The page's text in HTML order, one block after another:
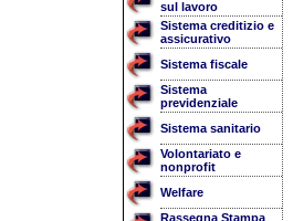
sul lavoro
Sistema creditizio e
assicurativo
Sistema fiscale
Sistema
previdenziale
Sistema sanitario
Volontariato e
nonprofit
Welfare
Rassegna Stampa